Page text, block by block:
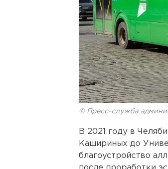
© Пресс-служба
В 2021 году в
Кашириных до
благоустройство